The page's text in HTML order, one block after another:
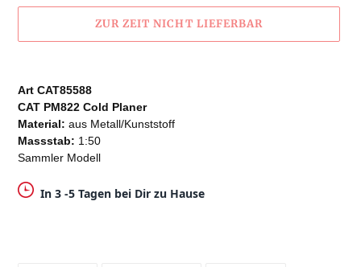
ZUR ZEIT NICHT LIEFERBAR
zum
Warenkorb
hinzugefügt
Art CAT85588
CAT PM822 Cold Planer
Material: aus Metall/Kunststoff
Massstab: 1:50
Sammler Modell
In 3 -5 Tagen bei Dir zu Hause